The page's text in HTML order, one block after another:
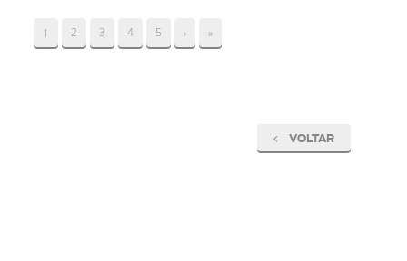
1 (current)
2 3 4 5 › »
VOLTAR